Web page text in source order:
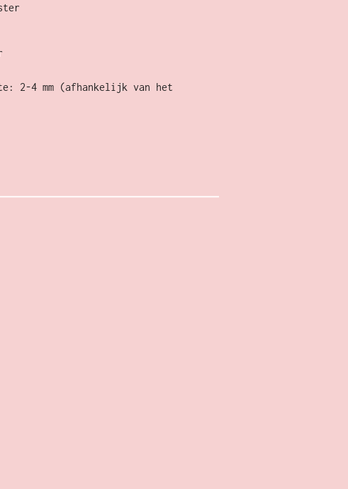
2-4 mm (afhankelijk van het